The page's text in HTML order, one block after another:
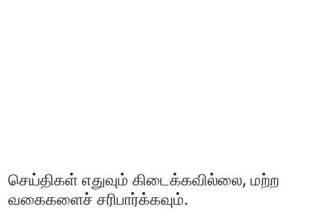
செய்திகள் எதுவும் கிடைக்கவில்லை, மற்ற
வகைகளைச் சரிபார்க்கவும்.